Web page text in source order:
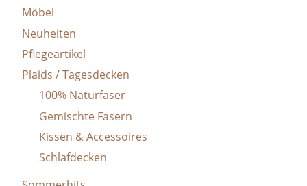
Möbel
Neuheiten
Pflegeartikel
Plaids / Tagesdecken
100% Naturfaser
Gemischte Fasern
Kissen & Accessoires
Schlafdecken